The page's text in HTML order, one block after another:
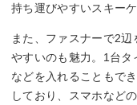
持ち運びやすいスキー
また、ファスナーで2
やすいのも魅力。1台タ
などを入れることもで
しており、スマホなど